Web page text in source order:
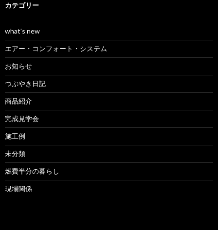
カテゴリー
what's new
エアー・コンフォート・システム
お知らせ
つぶやき日記
商品紹介
完成見学会
施工例
未分類
燃費半分の暮らし
現場関係